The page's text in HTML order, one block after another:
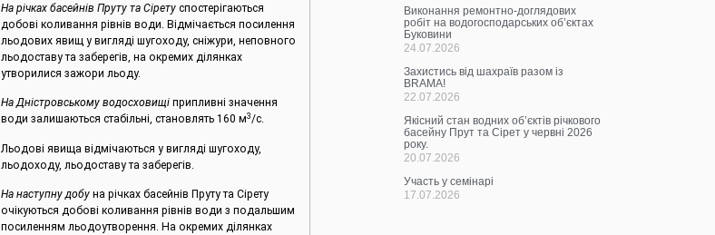
На річках басейнів Пруту та Сірету спостерігаються
добові коливання рівнів води. Відмічається посилення
льодових явищ у вигляді шугоходу, сніжури, неповного
льодоставу та заберегів, на окремих ділянках
утворилися зажори льоду.
На Дністровському водосховищі припливні значення
води залишаються стабільні, становлять 160 м3/с.
Льодові явища відмічаються у вигляді шугоходу,
льодоходу, льодоставу та заберегів.
На наступну добуна річках басейнів Пруту та Сірету
очікуються добові коливання рівнів води з подальшим
посиленням льодоутворення. На окремих ділянках
Виконання ремонтно-доглядових
робіт на водогосподарських об’єктах
Буковини
24.07.2026
Захистись від шахраїв разом із
BRAMA!
22.07.2026
Якісний стан водних об’єктів річкового
басейну Прут та Сірет у червні 2026
року.
20.07.2026
Участь у семінарі
17.07.2026